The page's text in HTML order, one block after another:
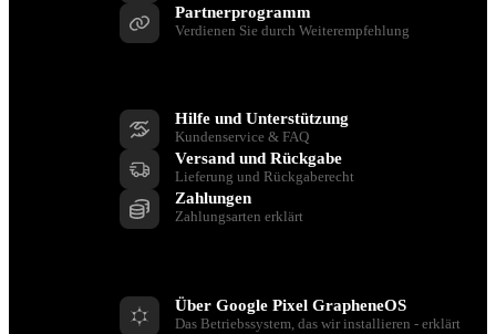
Partnerprogramm
Verdienen Sie durch Weiterempfehlung
Hilfe und Unterstützung
Kundenservice & FAQ
Versand und Rückgabe
Lieferung und Rückgaberecht
Zahlungen
Zahlungsarten erklärt
Über Google Pixel GrapheneOS
Das Betriebssystem, das wir installieren - erklärt